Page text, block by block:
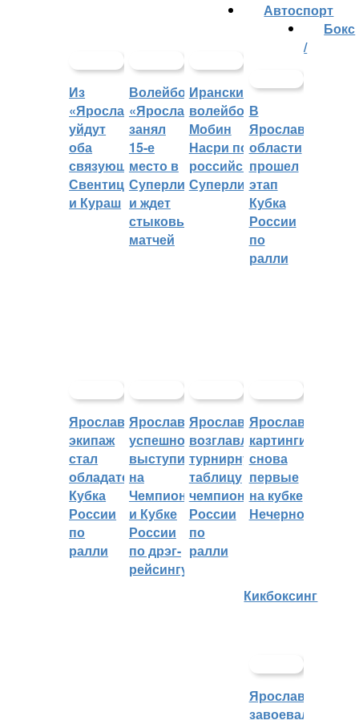
Из
«Ярославича»
уйдут
оба
связующих:
Свентицкис
и Кураш
Волейбольный
«Ярославич»
занял
15-е
место в
Суперлиге
и ждет
стыковых
матчей
Иранский
волейболист
Мобин
Насри покинет
российскую
Суперлигу
Автоспорт
В
Ярославской
области
прошел
этап
Кубка
России
по
ралли
Ярославский
экипаж
стал
обладателем
Кубка
России
по
ралли
Ярославцы
успешно
выступили
на
Чемпионате
и Кубке
России
по дрэг-
рейсингу
Ярославцы
возглавляют
турнирную
таблицу
чемпионата
России
по
ралли
Ярославские
картингисты
снова
первые
на кубке
Нечерноземья
Бокс
/
Кикбоксинг
Ярославцы
завоевали